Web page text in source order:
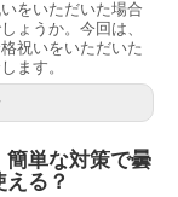
をいただいた場合
ょうか。今回は、
祝いをいただいた
ます。
簡単な対策で曇
る？